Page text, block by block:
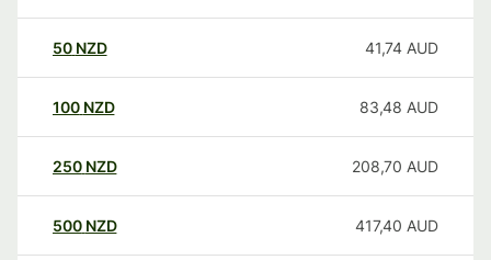
50 NZD 41,74 AUD
100 NZD 83,48 AUD
250 NZD 208,70 AUD
500 NZD 417,40 AUD